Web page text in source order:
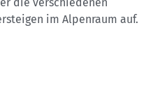
die verschiedenen
im Alpenraum auf.